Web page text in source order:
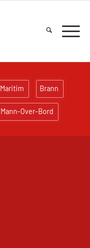
Maritim Brann
Mann-Over-Bord